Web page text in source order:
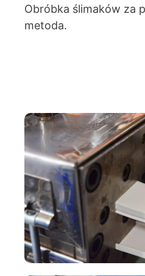
Obróbka ślimaków za
metoda.